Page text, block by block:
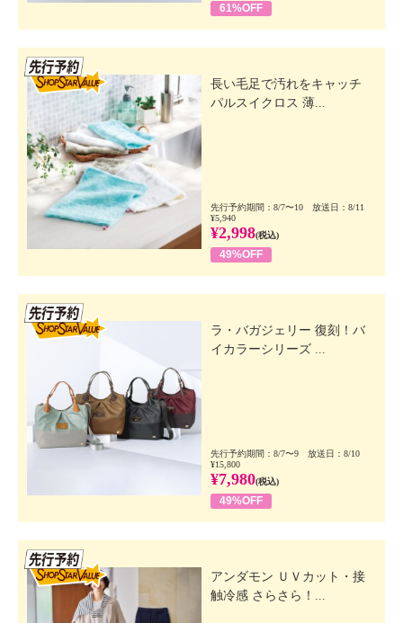
61%OFF
長い毛足で汚れをキャッチ
パルスイクロス 薄...
先行予約期間：8/7〜10 放送日：8/11
¥5,940
¥2,998(税込)
49%OFF
ラ・バガジェリー 復刻！バ
イカラーシリーズ ...
先行予約期間：8/7〜9 放送日：8/10
¥15,800
¥7,980(税込)
49%OFF
アンダモン ＵＶカット・接
触冷感 さらさら！...